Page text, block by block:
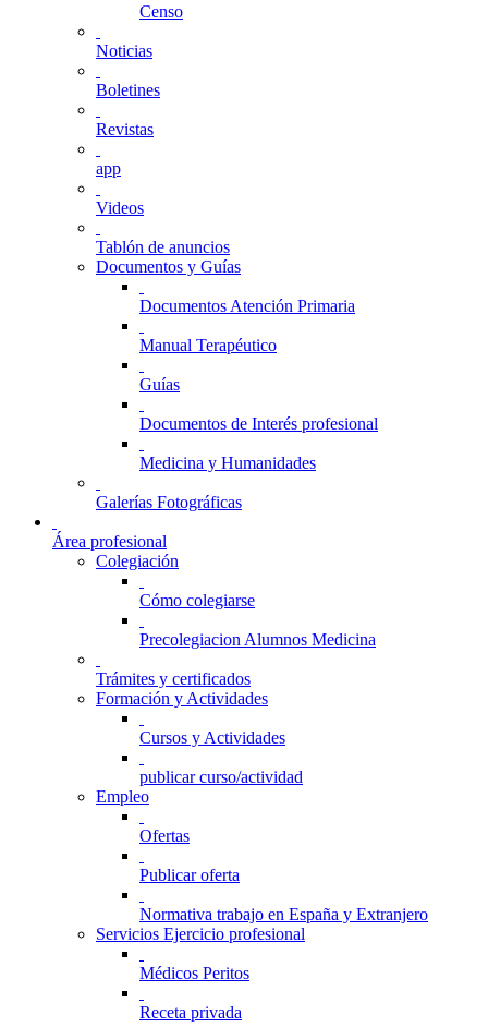
Censo
Noticias
Boletines
Revistas
app
Videos
Tablón de anuncios
Documentos y Guías
Documentos Atención Primaria
Manual Terapéutico
Guías
Documentos de Interés profesional
Medicina y Humanidades
Galerías Fotográficas
Área profesional
Colegiación
Cómo colegiarse
Precolegiacion Alumnos Medicina
Trámites y certificados
Formación y Actividades
Cursos y Actividades
publicar curso/actividad
Empleo
Ofertas
Publicar oferta
Normativa trabajo en España y Extranjero
Servicios Ejercicio profesional
Médicos Peritos
Receta privada